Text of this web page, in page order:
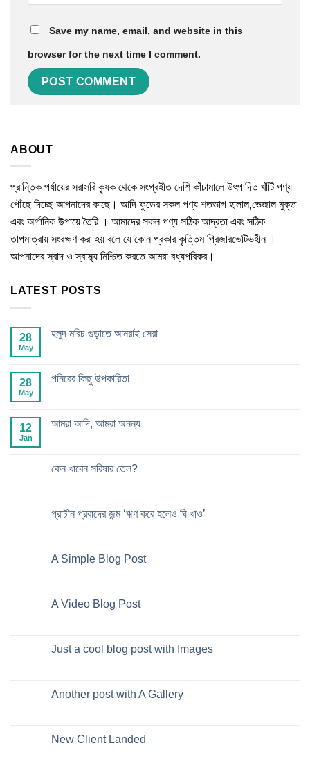
Save my name, email, and website in this
browser for the next time I comment.
ABOUT
প্রান্তিক পর্যায়ের সরাসরি কৃষক থেকে সংগ্রহীত দেশি কাঁচামালে উৎপাদিত খাঁটি পণ্য
পৌঁছে দিচ্ছে আপনাদের কাছে। আদি ফুডের সকল পণ্য শতভাগ হালাল,ভেজাল মুক্ত
এবং অর্গানিক উপায়ে তৈরি । আমাদের সকল পণ্য সঠিক আদ্রতা এবং সঠিক
তাপমাত্রায় সংরক্ষণ করা হয় বলে যে কোন প্রকার কৃত্তিম প্রিজারভেটিভহীন ।
আপনাদের স্বাদ ও স্বাস্থ্য নিশ্চিত করতে আমরা বধ্যপরিকর।
LATEST POSTS
28
May
হলুদ মরিচ গুড়াতে আনরাই সেরা
28
May
পনিরের কিছু উপকারিতা
12
Jan
আমরা আদি, আমরা অনন্য
কেন খাবেন সরিষার তেল?
প্রাচীন প্রবাদের জন্ম ‘ঋণ করে হলেও ঘি খাও’
A Simple Blog Post
A Video Blog Post
Just a cool blog post with Images
Another post with A Gallery
New Client Landed